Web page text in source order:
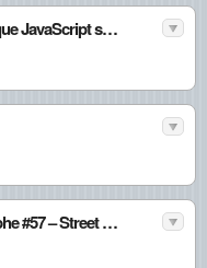
boxboxevents : moteur physique JavaScript simplifié pour vos jeux vidéos
BD Roller – Les Bulles du Tophe #57 – Street Hockey et Canicule